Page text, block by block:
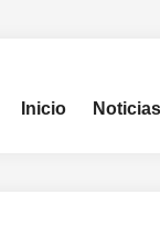
Inicio Noticias